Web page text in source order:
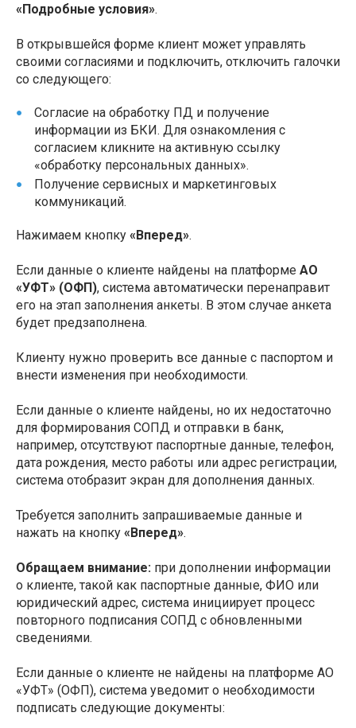
«Подробные условия».
В открывшейся форме клиент может управлять
своими согласиями и подключить, отключить галочки
со следующего:
Согласие на обработку ПД и получение
информации из БКИ. Для ознакомления с
согласием кликните на активную ссылку
«обработку персональных данных».
Получение сервисных и маркетинговых
коммуникаций.
Нажимаем кнопку «Вперед».
Если данные о клиенте найдены на платформе АО
«УФТ» (ОФП), система автоматически перенаправит
его на этап заполнения анкеты. В этом случае анкета
будет предзаполнена.
Клиенту нужно проверить все данные с паспортом и
внести изменения при необходимости.
Если данные о клиенте найдены, но их недостаточно
для формирования СОПД и отправки в банк,
например, отсутствуют паспортные данные, телефон,
дата рождения, место работы или адрес регистрации,
система отобразит экран для дополнения данных.
Требуется заполнить запрашиваемые данные и
нажать на кнопку «Вперед».
Обращаем внимание: при дополнении информации
о клиенте, такой как паспортные данные, ФИО или
юридический адрес, система инициирует процесс
повторного подписания СОПД с обновленными
сведениями.
Если данные о клиенте не найдены на платформе АО
«УФТ» (ОФП), система уведомит о необходимости
подписать следующие документы: